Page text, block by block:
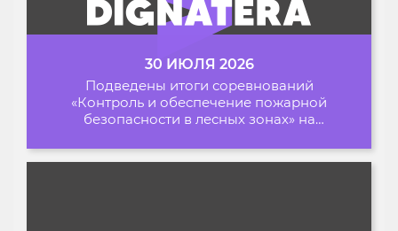
30 ИЮЛЯ 2026
Подведены итоги соревнований
«Контроль и обеспечение пожарной
безопасности в лесных зонах» на